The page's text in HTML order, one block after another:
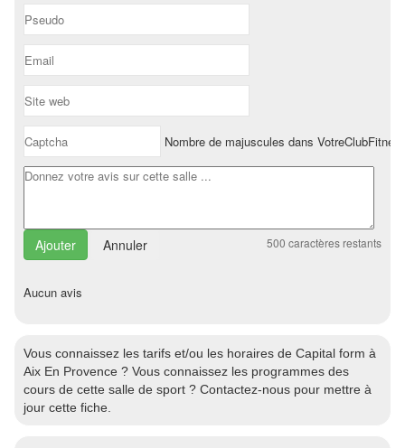
Nombre de majuscules dans
Annuler 500 caractères restants
Aucun avis
Vous connaissez les tarifs et/ou les horaires de Capital form à
Aix En Provence ? Vous connaissez les programmes des
cours de cette salle de sport ? Contactez-nous pour mettre à
jour cette fiche.